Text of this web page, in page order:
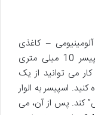
– کاغذی
پوشانده شوند. در بالای سد بخار، باید اسپیسر 10 میلی متری
می توانید از یک
اسپیسر به الوار
کند. پس از آن، می